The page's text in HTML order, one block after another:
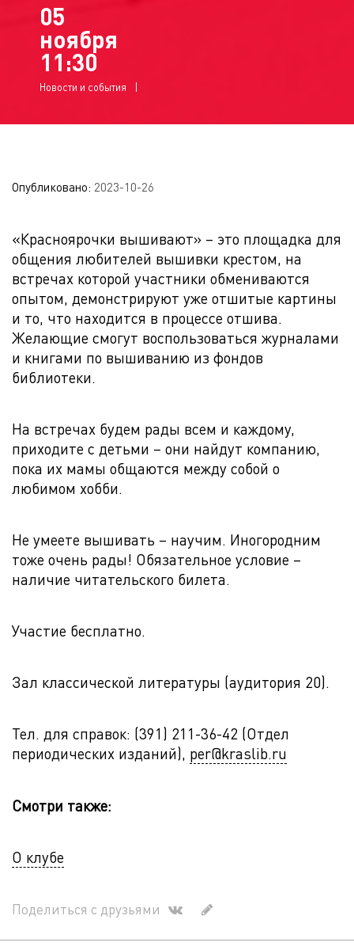
05
ноября
11:30
Новости и события
Опубликовано: 2023-10-26
«Красноярочки вышивают» – это площадка для
общения любителей вышивки крестом, на
встречах которой участники обмениваются
опытом, демонстрируют уже отшитые картины
и то, что находится в процессе отшива.
Желающие смогут воспользоваться журналами
и книгами по вышиванию из фондов
библиотеки.
На встречах будем рады всем и каждому,
приходите с детьми – они найдут компанию,
пока их мамы общаются между собой о
любимом хобби.
Не умеете вышивать – научим. Иногородним
тоже очень рады! Обязательное условие –
наличие читательского билета.
Участие бесплатно.
Зал классической литературы (аудитория 20).
Тел. для справок: (391) 211-36-42 (Отдел
периодических изданий), per@kraslib.ru
Смотри также:
О клубе
Поделиться с друзьями